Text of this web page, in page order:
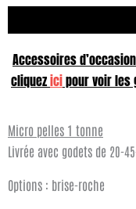
Accessoires
cliquezicipour voir les
Micro pelles 1 tonne
Livrée avec godets de 20-
Options : brise-roche